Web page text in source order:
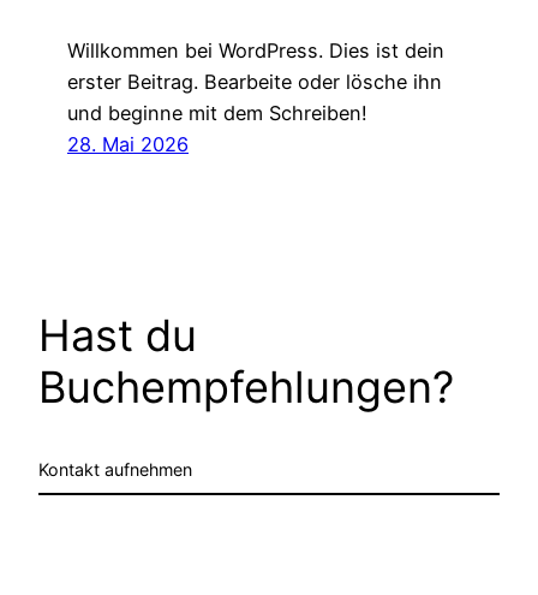
Willkommen bei WordPress. Dies ist dein
erster Beitrag. Bearbeite oder lösche ihn
und beginne mit dem Schreiben!
28. Mai 2026
Hast du
Buchempfehlungen?
Kontakt aufnehmen